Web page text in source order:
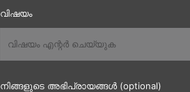
വിഷയം
നിങ്ങളുടെ അഭിപ്രായങ്ങൾ (optional)